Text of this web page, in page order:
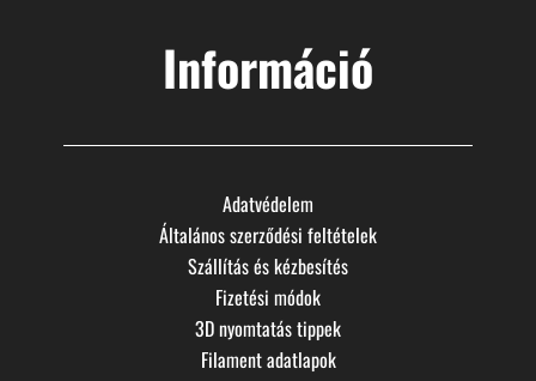
Információ
Adatvédelem
Általános szerződési feltételek
Szállítás és kézbesítés
Fizetési módok
3D nyomtatás tippek
Filament adatlapok